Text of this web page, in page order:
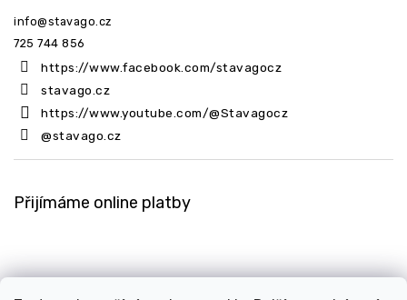
info@stavago.cz
725 744 856
https://www.facebook.com/stavagocz
stavago.cz
https://www.youtube.com/@Stavagocz
@stavago.cz
Přijímáme online platby